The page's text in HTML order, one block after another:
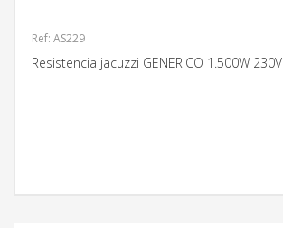
Ref: AS229
Resistencia jacuzzi GENERICO 1.500W 230V